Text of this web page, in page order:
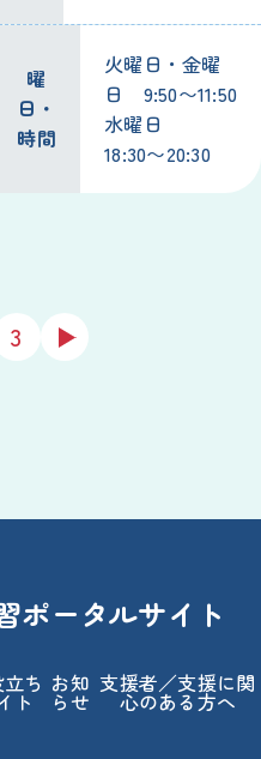
曜
日・
時間
火曜日・金曜
日 9:50〜11:50
水曜日
18:30〜20:30
3
ポータルサイト
ち
ト
お知
らせ
支援者／支援に関
心のある方へ